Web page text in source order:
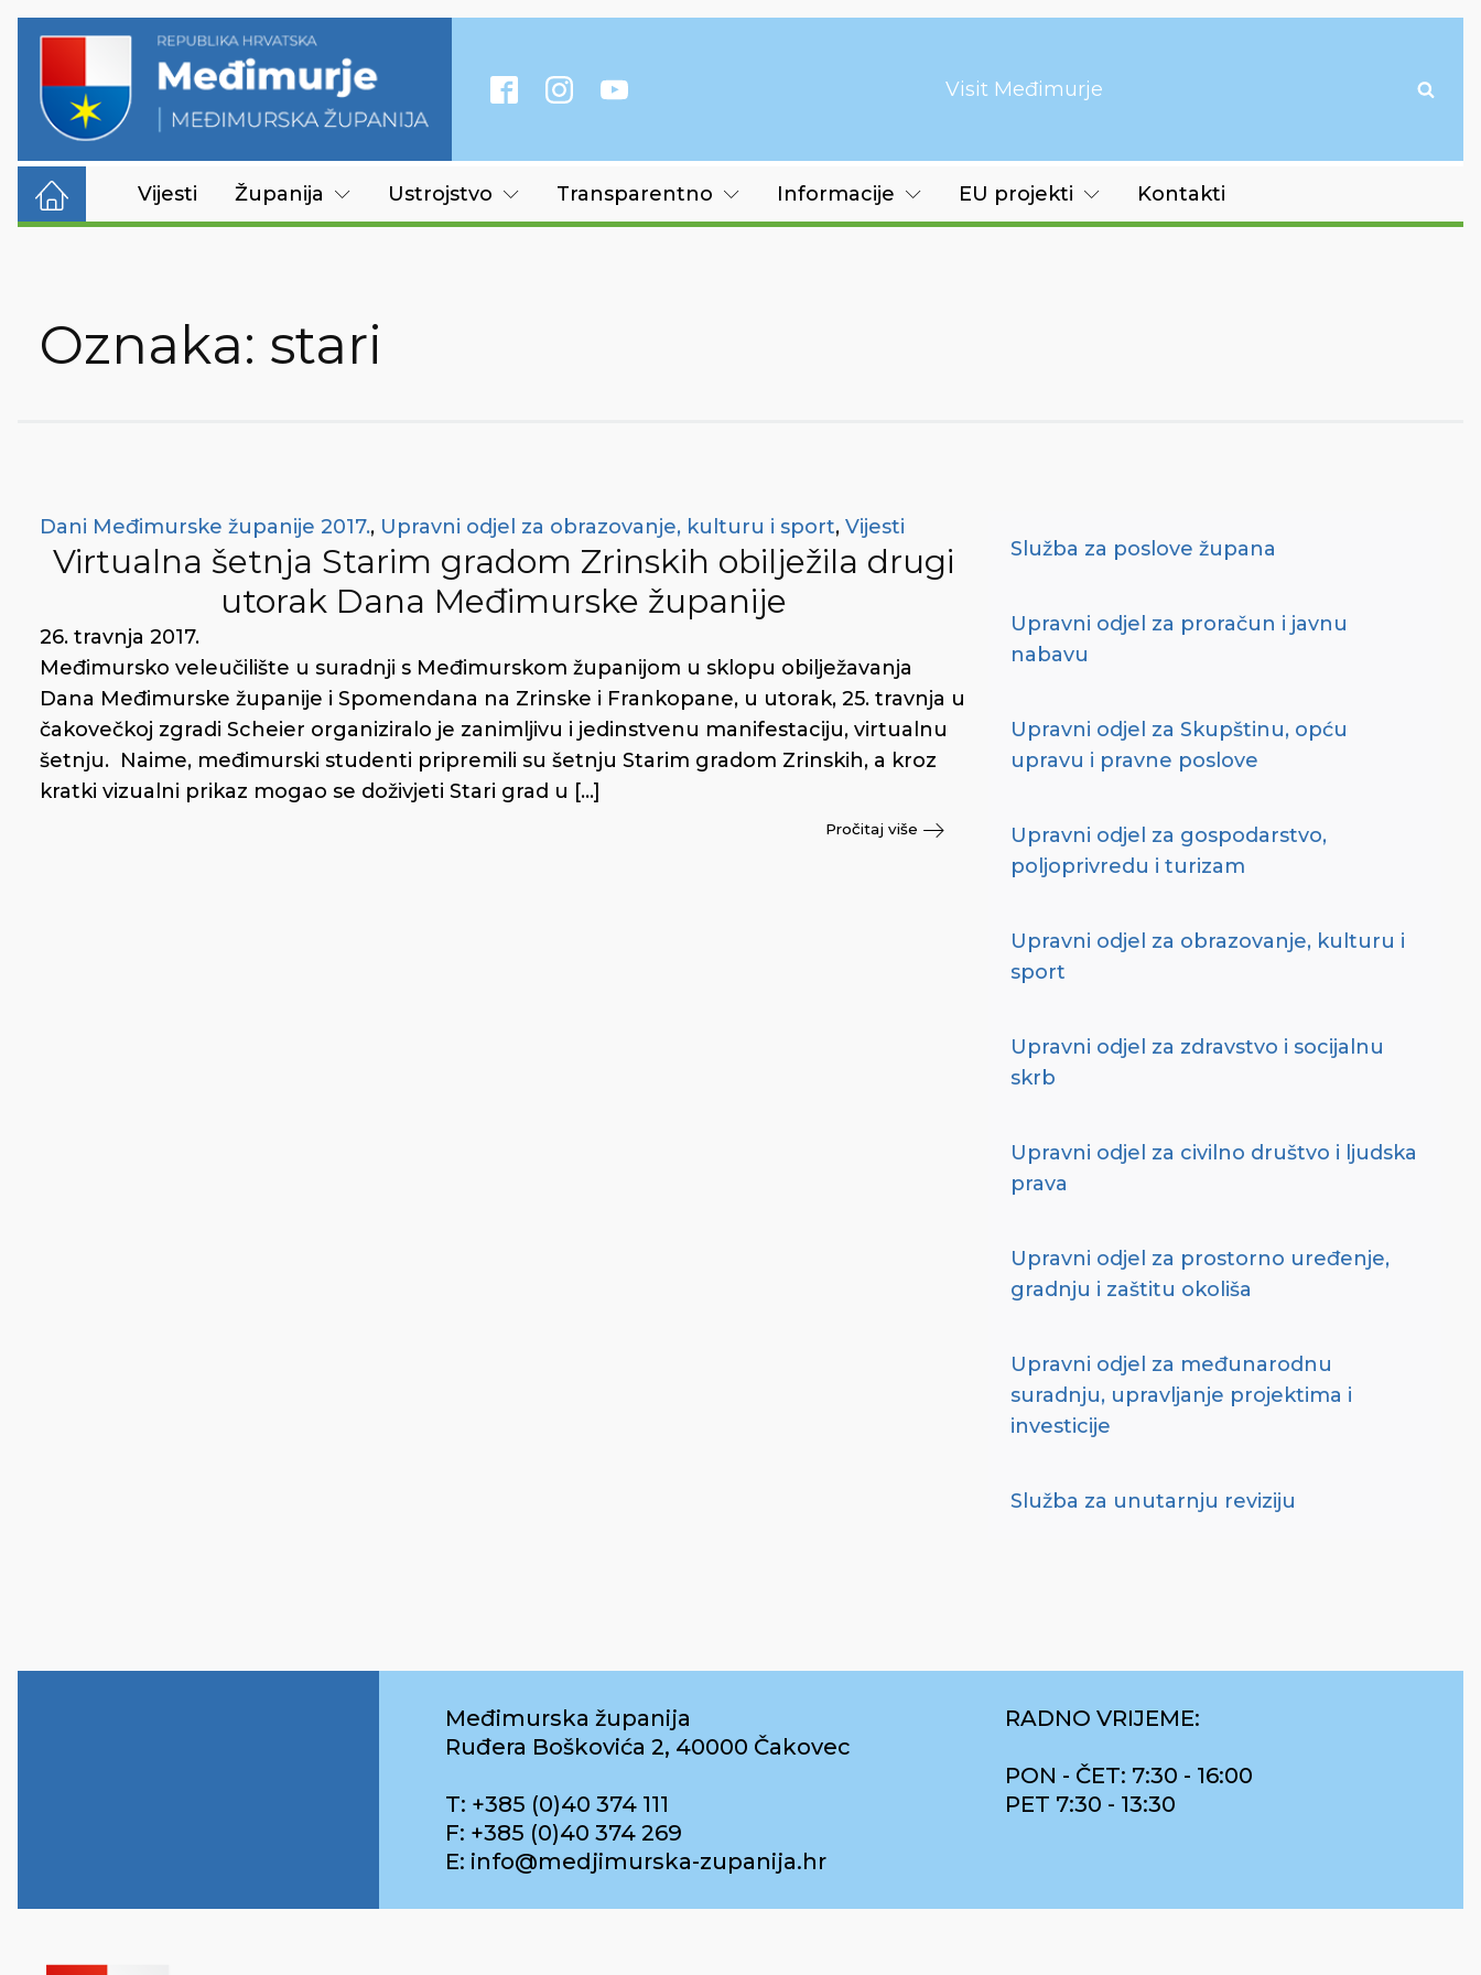
Visit Međimurje
Vijesti Županija Ustrojstvo Transparentno Informacije EU projekti Kontakti
Oznaka: stari
Dani Međimurske županije 2017., Upravni odjel za obrazovanje, kulturu i sport, Vijesti
Virtualna šetnja Starim gradom Zrinskih obilježila drugi
utorak Dana Međimurske županije
26. travnja 2017.
Međimursko veleučilište u suradnji s Međimurskom županijom u sklopu obilježavanja
Dana Međimurske županije i Spomendana na Zrinske i Frankopane, u utorak, 25. travnja u
čakovečkoj zgradi Scheier organiziralo je zanimljivu i jedinstvenu manifestaciju, virtualnu
šetnju. Naime, međimurski studenti pripremili su šetnju Starim gradom Zrinskih, a kroz
kratki vizualni prikaz mogao se doživjeti Stari grad u […]
Pročitaj više
Služba za poslove župana
Upravni odjel za proračun i javnu
nabavu
Upravni odjel za Skupštinu, opću
upravu i pravne poslove
Upravni odjel za gospodarstvo,
poljoprivredu i turizam
Upravni odjel za obrazovanje, kulturu i
sport
Upravni odjel za zdravstvo i socijalnu
skrb
Upravni odjel za civilno društvo i ljudska
prava
Upravni odjel za prostorno uređenje,
gradnju i zaštitu okoliša
Upravni odjel za međunarodnu
suradnju, upravljanje projektima i
investicije
Služba za unutarnju reviziju
Međimurska županija
Ruđera Boškovića 2, 40000 Čakovec
T: +385 (0)40 374 111
F: +385 (0)40 374 269
E: info@medjimurska-zupanija.hr
RADNO VRIJEME:
PON - ČET: 7:30 - 16:00
PET 7:30 - 13:30